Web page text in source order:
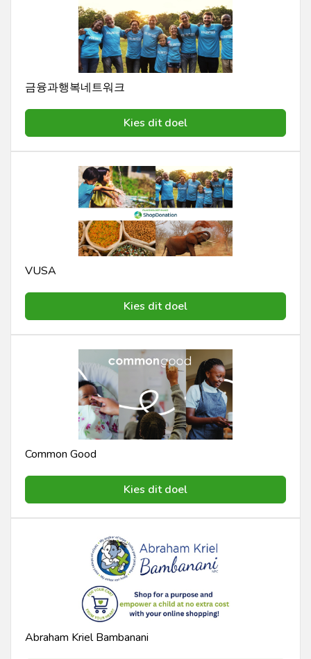
금융과행복네트워크
Kies dit doel
VUSA
Kies dit doel
Common Good
Kies dit doel
Abraham Kriel Bambanani